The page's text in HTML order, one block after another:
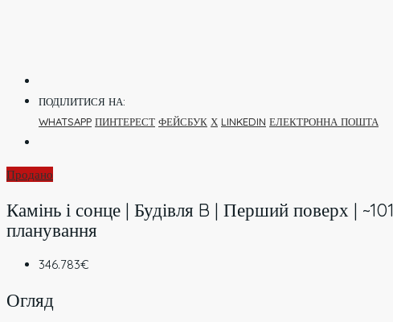
ПОДІЛИТИСЯ НА:
WHATSAPP ПИНТЕРЕСТ ФЕЙСБУК Х LINKEDIN ЕЛЕКТРОННА ПОШТА
Продано
Камінь і сонце | Будівля B | Перший поверх |
планування
346.783€
Огляд